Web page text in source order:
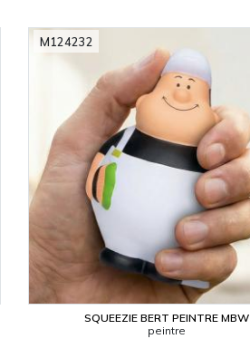
SQUEEZIE BERT PEINTRE MBW
peintre
M124232